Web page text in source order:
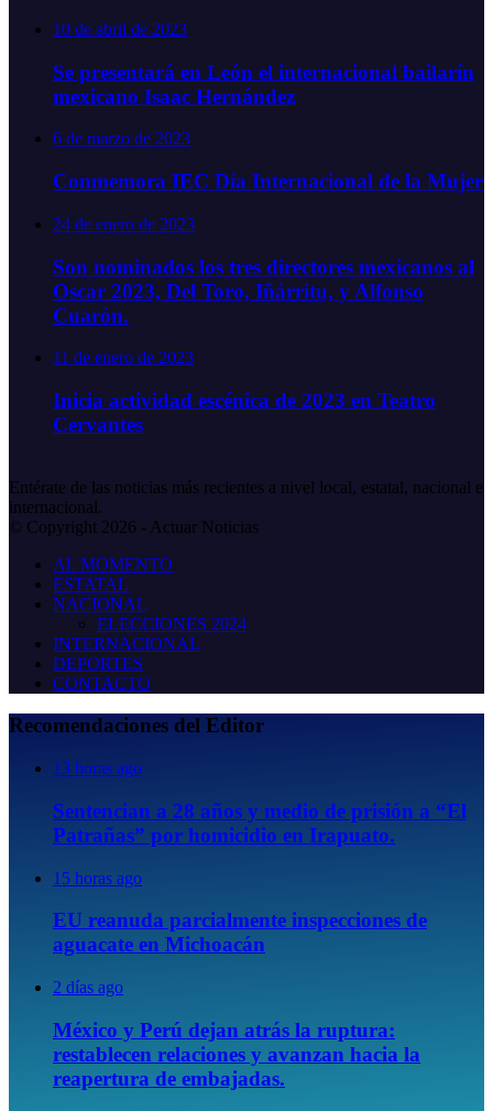
10 de abril de 2023
Se presentará en León el internacional bailarín
mexicano Isaac Hernández
6 de marzo de 2023
Conmemora IEC Día Internacional de la Mujer
24 de enero de 2023
Son nominados los tres directores mexicanos al
Oscar 2023, Del Toro, Iñárritu, y Alfonso
Cuarón.
11 de enero de 2023
Inicia actividad escénica de 2023 en Teatro
Cervantes
Entérate de las noticias más recientes a nivel local, estatal, nacional e
internacional.
© Copyright 2026 - Actuar Noticias
AL MOMENTO
ESTATAL
NACIONAL
ELECCIONES 2024
INTERNACIONAL
DEPORTES
CONTACTO
Recomendaciones del Editor
13 horas ago
Sentencian a 28 años y medio de prisión a “El
Patrañas” por homicidio en Irapuato.
15 horas ago
EU reanuda parcialmente inspecciones de
aguacate en Michoacán
2 días ago
México y Perú dejan atrás la ruptura:
restablecen relaciones y avanzan hacia la
reapertura de embajadas.